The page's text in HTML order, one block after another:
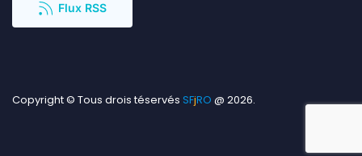
Flux RSS
Copyright © Tous drois téservés SFjRO @ 2026.